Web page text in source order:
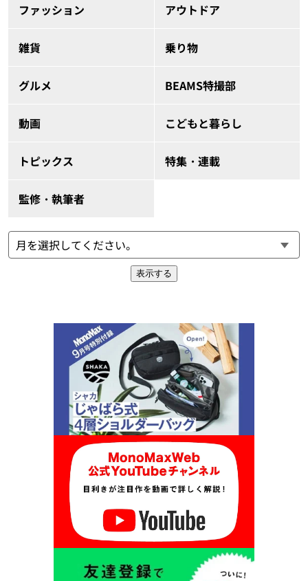
ファッション アウトドア
雑貨 乗り物
グルメ BEAMS特撮部
動画 こどもと暮らし
トピックス 特集・連載
監修・執筆者
表示する